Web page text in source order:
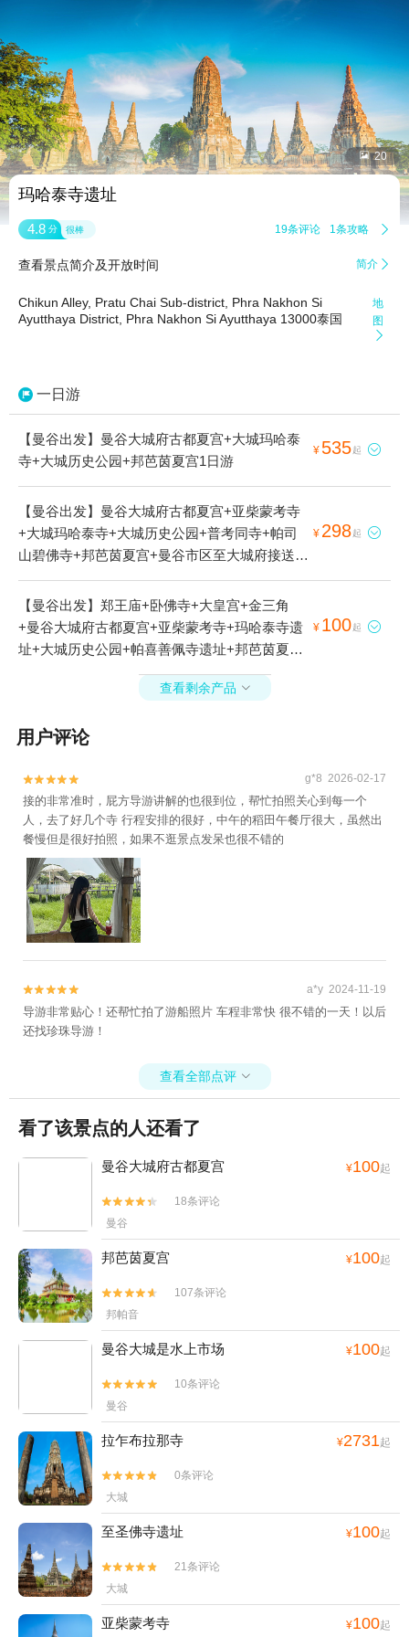
 20
玛哈泰寺遗址
4.8 分 很棒 19条评论 1条攻略 
查看景点简介及开放时间 简介 
Chikun Alley, Pratu Chai Sub-district, Phra Nakhon Si
Ayutthaya District, Phra Nakhon Si Ayutthaya 13000泰国
地
图

一日游
【曼谷出发】曼谷大城府古都夏宫+大城玛哈泰
寺+大城历史公园+邦芭茵夏宫1日游
¥ 535起 
【曼谷出发】曼谷大城府古都夏宫+亚柴蒙考寺
+大城玛哈泰寺+大城历史公园+普考同寺+帕司
山碧佛寺+邦芭茵夏宫+曼谷市区至大城府接送服
务+曼谷大城是水上市场+崖差蒙空寺1日游
¥ 298起 
【曼谷出发】郑王庙+卧佛寺+大皇宫+金三角
+曼谷大城府古都夏宫+亚柴蒙考寺+玛哈泰寺遗
址+大城历史公园+帕喜善佩寺遗址+邦芭茵夏宫
+大城水上市场+曼谷本地玩乐+唐人街 (耀华力
路)+大城本地玩乐+曼谷大城是水上市场+湄南河
¥ 100起 
查看剩余产品 
用户评论

 g*8 2026-02-17
接的非常准时，屁方导游讲解的也很到位，帮忙拍照关心到每一个
人，去了好几个寺 行程安排的很好，中午的稻田午餐厅很大，虽然出
餐慢但是很好拍照，如果不逛景点发呆也很不错的

 a*y 2024-11-19
导游非常贴心！还帮忙拍了游船照片 车程非常快 很不错的一天！以后
还找珍珠导游！
查看全部点评 
看了该景点的人还看了
曼谷大城府古都夏宫 ¥100起


18条评论
曼谷
邦芭茵夏宫 ¥100起


107条评论
邦帕音
曼谷大城是水上市场 ¥100起


10条评论
曼谷
拉乍布拉那寺 ¥2731起


0条评论
大城
至圣佛寺遗址 ¥100起


21条评论
大城
亚柴蒙考寺 ¥100起